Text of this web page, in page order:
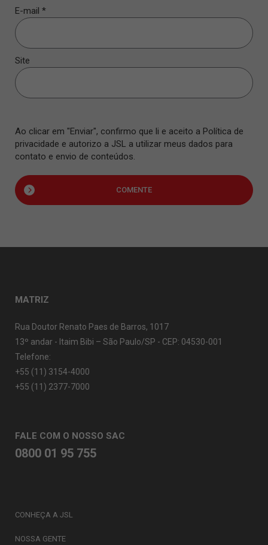
E-mail *
Site
Ao clicar em "Enviar", confirmo que li e aceito a Política de
privacidade e autorizo a JSL a utilizar meus dados para
contato e envio de conteúdos.
COMENTE
MATRIZ
Rua Doutor Renato Paes de Barros, 1017
13º andar - Itaim Bibi – São Paulo/SP - CEP: 04530-001
Telefone:
+55 (11) 3154-4000
+55 (11) 2377-7000
FALE COM O NOSSO SAC
0800 01 95 755
CONHEÇA A JSL
NOSSA GENTE